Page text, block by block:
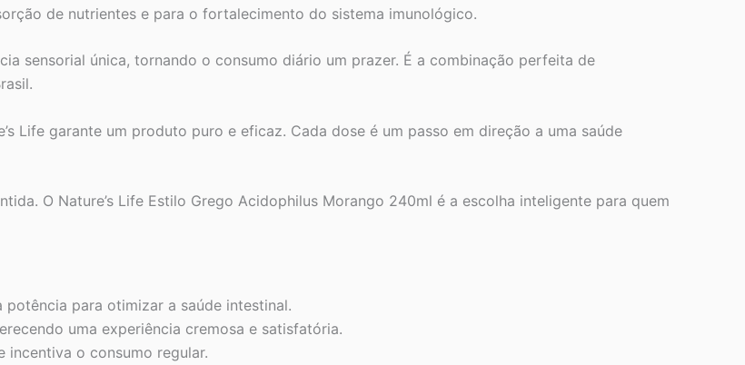
de nutrientes e para o fortalecimento do sistema imunológico.
sensorial única, tornando o consumo diário um prazer. É a combinação perfeita de
Life garante um produto puro e eficaz. Cada dose é um passo em direção a uma saúde
O Nature’s Life Estilo Grego Acidophilus Morango 240ml é a escolha inteligente para quem
para otimizar a saúde intestinal.
uma experiência cremosa e satisfatória.
incentiva o consumo regular.